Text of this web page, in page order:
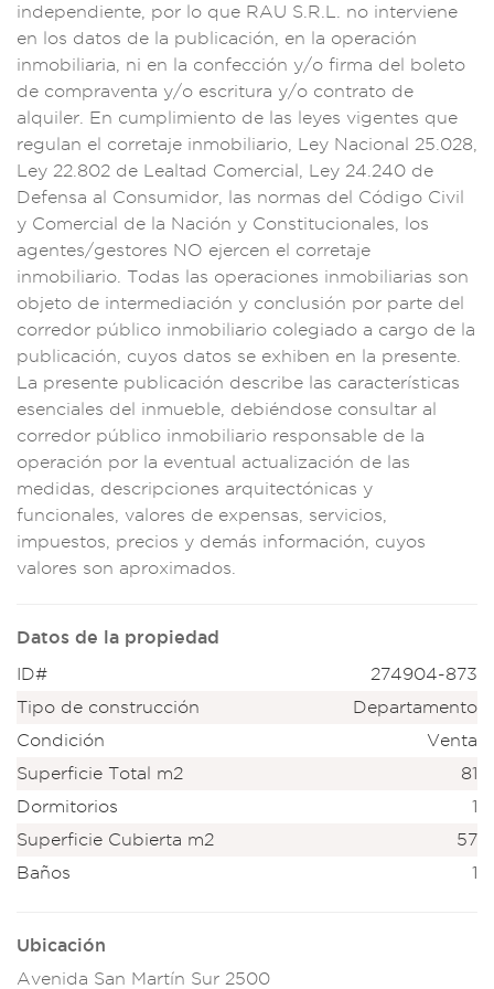
independiente, por lo que RAU S.R .L. no interviene
en los datos de la publ icación, en la operación
inmobiliaria, ni en la confección y/o firma del boleto
de compraventa y/o escritura y/o contrato de
alquiler . En cumplimiento de las leyes vigentes que
regulan el corretaje inmobiliario, Ley Nacional 25.028,
Ley 22.802 de Lealtad Comercial, Ley 24.240 de
Defensa al Consumidor, las normas del Código Civil
y Comercial de la Nación y Constitucionales, los
agentes/gestores NO ejercen el corretaje
inmobiliario. Todas las operaciones inmobiliarias son
objeto de intermediación y conclusión por parte del
corredor público inmobiliario colegiado a cargo de la
publicación, cuyos datos se exhiben en la presente.
La presente publicación describe l as características
esencia les del inmuebl e, debiéndose consultar al
corredor público inmobiliario responsable de la
operación por la eventual actualización de las
medidas, descripciones arquitectónicas y
funcionales, valores de expensas, servicios,
impuestos, precios y demás información, cuyos
valores son aproximados.
Datos de la propiedad
ID#
274904-873
Tipo de construcción
Departamento
Condición
Venta
Superficie Total m2
81
Dormitorios
1
Superficie Cubierta m2
57
Baños
1
Ubicación
Avenida San Martín Sur 2500